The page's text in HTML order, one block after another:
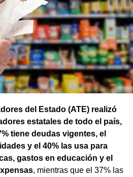
del Estado (ATE) realizó
estatales de todo el país,
tiene deudas vigentes, el
y el 40% las usa para
gastos en educación y el
, mientras que el 37% las